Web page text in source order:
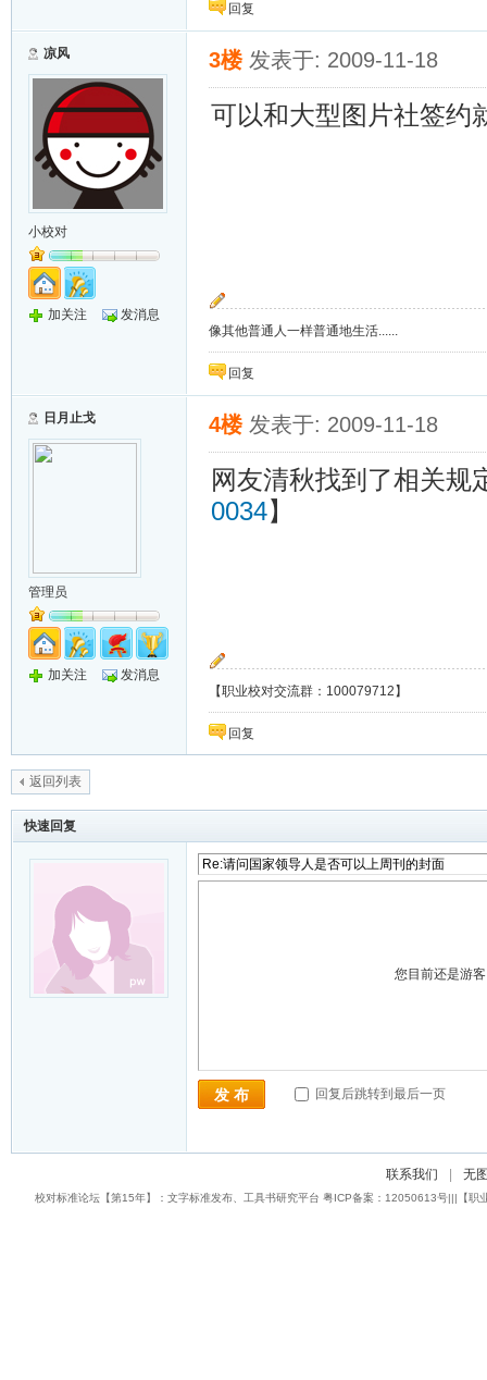
回复
凉风
小校对
加关注 发消息
3楼 发表于: 2009-11-18
可以和大型图片社签约
像其他普通人一样普通地生活......
回复
日月止戈
管理员
加关注 发消息
4楼 发表于: 2009-11-18
网友清秋找到了相关规
0034】
【职业校对交流群：100079712】
回复
返回列表
快速回复
您目前还是游
发 布 回复后跳转到最后一页
联系我们 无
校对标准论坛【第15年】：文字标准发布、工具书研究平台 粤ICP备案：12050613号|||【